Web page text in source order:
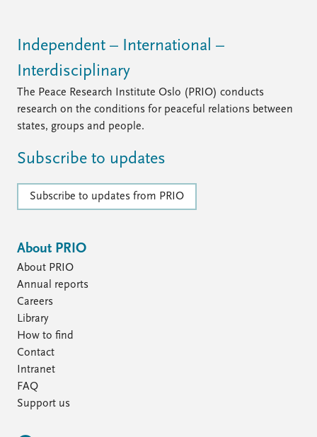
Independent – International –
Interdisciplinary
The Peace Research Institute Oslo (PRIO) conducts
research on the conditions for peaceful relations between
states, groups and people.
Subscribe to updates
Subscribe to updates from PRIO
About PRIO
About PRIO
Annual reports
Careers
Library
How to find
Contact
Intranet
FAQ
Support us